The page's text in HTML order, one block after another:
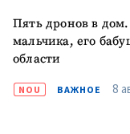
Пять дронов в
мальчика, его
области
NOU ВАЖНОЕ 8